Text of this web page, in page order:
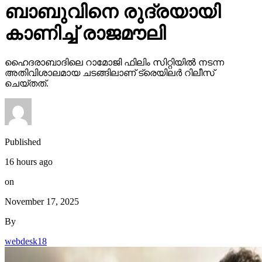
ബാബുവിനെ രുദ്രയായി
കാണിച്ച് രാജമൗലി
ഹൈദരാബാദിലെ റാമോജി ഫിലിം സിറ്റിയില്‍ നടന്ന
അതിവിശാലമായ ചടങ്ങിലാണ് ട്രെയിലര്‍ റിലീസ്
ചെയ്തത്.
Published
16 hours ago
on
November 17, 2025
By
webdesk18